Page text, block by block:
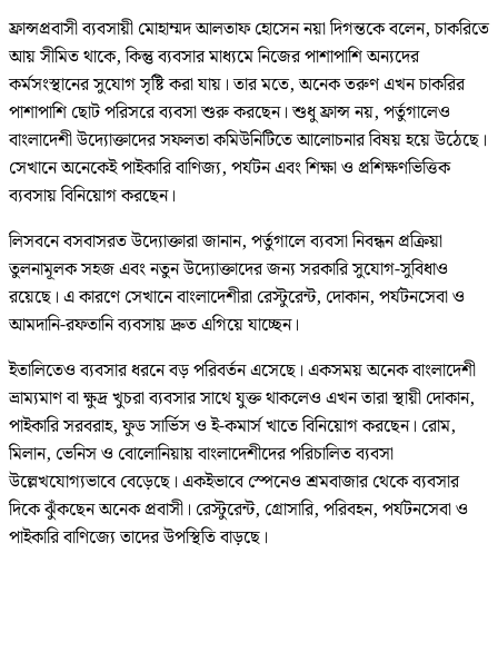
ফ্রান্সপ্রবাসী ব্যবসায়ী মোহাম্মদ আলতাফ হোসেন নয়া দিগন্তকে বলেন, চাকরিতে
আয় সীমিত থাকে, কিন্তু ব্যবসার মাধ্যমে নিজের পাশাপাশি অন্যদের
কর্মসংস্থানের সুযোগ সৃষ্টি করা যায়। তার মতে, অনেক তরুণ এখন চাকরির
পাশাপাশি ছোট পরিসরে ব্যবসা শুরু করছেন। শুধু ফ্রান্স নয়, পর্তুগালেও
বাংলাদেশী উদ্যোক্তাদের সফলতা কমিউনিটিতে আলোচনার বিষয় হয়ে উঠেছে।
সেখানে অনেকেই পাইকারি বাণিজ্য, পর্যটন এবং শিক্ষা ও প্রশিক্ষণভিত্তিক
ব্যবসায় বিনিয়োগ করছেন।
লিসবনে বসবাসরত উদ্যোক্তারা জানান, পর্তুগালে ব্যবসা নিবন্ধন প্রক্রিয়া
তুলনামূলক সহজ এবং নতুন উদ্যোক্তাদের জন্য সরকারি সুযোগ-সুবিধাও
রয়েছে। এ কারণে সেখানে বাংলাদেশীরা রেস্টুরেন্ট, দোকান, পর্যটনসেবা ও
আমদানি-রফতানি ব্যবসায় দ্রুত এগিয়ে যাচ্ছেন।
ইতালিতেও ব্যবসার ধরনে বড় পরিবর্তন এসেছে। একসময় অনেক বাংলাদেশী
ভ্রাম্যমাণ বা ক্ষুদ্র খুচরা ব্যবসার সাথে যুক্ত থাকলেও এখন তারা স্থায়ী দোকান,
পাইকারি সরবরাহ, ফুড সার্ভিস ও ই-কমার্স খাতে বিনিয়োগ করছেন। রোম,
মিলান, ভেনিস ও বোলোনিয়ায় বাংলাদেশীদের পরিচালিত ব্যবসা
উল্লেখযোগ্যভাবে বেড়েছে। একইভাবে স্পেনেও শ্রমবাজার থেকে ব্যবসার
দিকে ঝুঁকছেন অনেক প্রবাসী। রেস্টুরেন্ট, গ্রোসারি, পরিবহন, পর্যটনসেবা ও
পাইকারি বাণিজ্যে তাদের উপস্থিতি বাড়ছে।